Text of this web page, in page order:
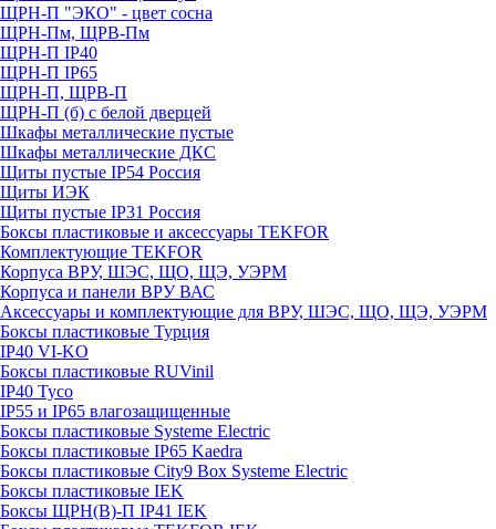
ЩРН-П "ЭКО" - цвет сосна
ЩРН-Пм, ЩРВ-Пм
ЩРН-П IP40
ЩРН-П IP65
ЩРН-П, ЩРВ-П
ЩРН-П (б) с белой дверцей
Шкафы металлические пустые
Шкафы металлические ДКС
Щиты пустые IP54 Россия
Щиты ИЭК
Щиты пустые IP31 Россия
Боксы пластиковые и аксессуары TEKFOR
Комплектующие TEKFOR
Корпуса ВРУ, ШЭС, ЩО, ЩЭ, УЭРМ
Корпуса и панели ВРУ ВАС
Аксессуары и комплектующие для ВРУ, ШЭС, ЩО, ЩЭ, УЭРМ
Боксы пластиковые Турция
IP40 VI-KO
Боксы пластиковые RUVinil
IP40 Тусо
IP55 и IP65 влагозащищенные
Боксы пластиковые Systeme Electric
Боксы пластиковые IP65 Kaedra
Боксы пластиковые City9 Box Systeme Electric
Боксы пластиковые IEK
Боксы ЩРН(В)-П IP41 IEK